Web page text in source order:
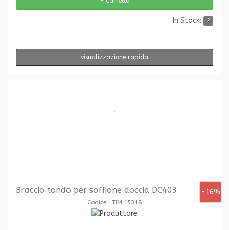
In Stock: 2
visualizzazione rapida
-16%
Braccio tondo per soffione doccia DC403
Codice: TIM.15318